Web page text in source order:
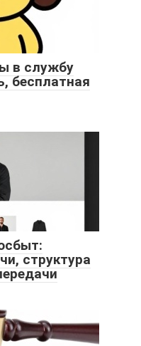
в службу
бесплатная
структура